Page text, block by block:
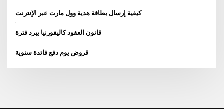
كيفية إرسال بطاقة هدية وول مارت عبر الإنترنت
قانون العقود كاليفورنيا يبرد فترة
قروض يوم دفع فائدة سنوية